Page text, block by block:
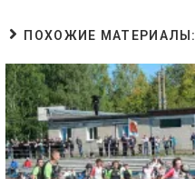
ПОХОЖИЕ МАТЕРИАЛЫ: